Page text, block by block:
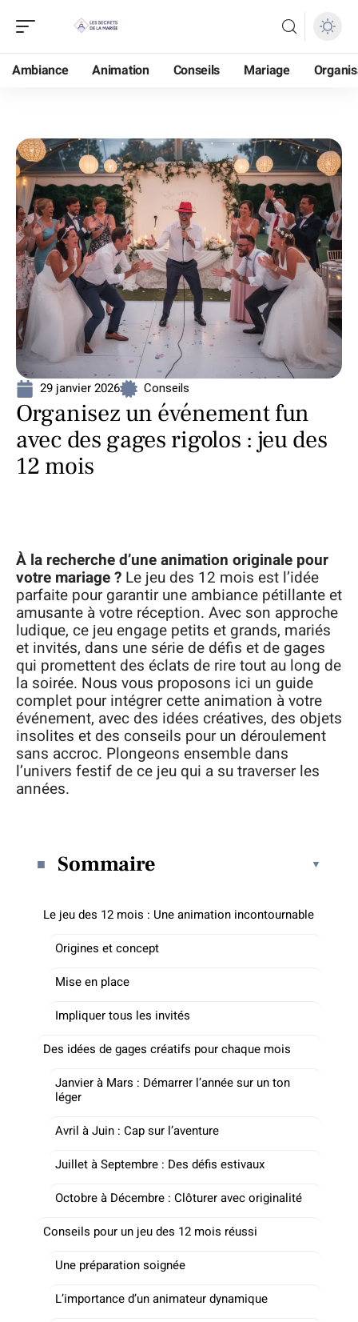
Ambiance Animation Conseils Mariage
29 janvier 2026 Conseils
Organisez un événement fun
avec des gages rigolos : jeu des
12 mois
À la recherche d’une animation originale pour
votre mariage ? Le jeu des 12 mois est l’idée
parfaite pour garantir une ambiance pétillante et
amusante à votre réception. Avec son approche
ludique, ce jeu engage petits et grands, mariés
et invités, dans une série de défis et de gages
qui promettent des éclats de rire tout au long de
la soirée. Nous vous proposons ici un guide
complet pour intégrer cette animation à votre
événement, avec des idées créatives, des objets
insolites et des conseils pour un déroulement
sans accroc. Plongeons ensemble dans
l’univers festif de ce jeu qui a su traverser les
années.
Sommaire
Le jeu des 12 mois : Une animation incontournable
Origines et concept
Mise en place
Impliquer tous les invités
Des idées de gages créatifs pour chaque mois
Janvier à Mars : Démarrer l’année sur un ton
léger
Avril à Juin : Cap sur l’aventure
Juillet à Septembre : Des défis estivaux
Octobre à Décembre : Clôturer avec originalité
Conseils pour un jeu des 12 mois réussi
Une préparation soignée
L’importance d’un animateur dynamique